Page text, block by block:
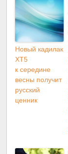
Новый кадилак
XT5
к середине
весны получит
русский
ценник